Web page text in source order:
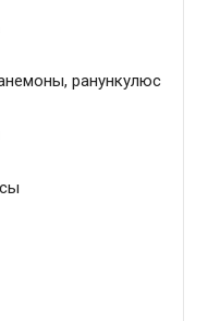
ранункулюс